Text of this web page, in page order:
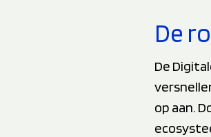
De
De
op aan.